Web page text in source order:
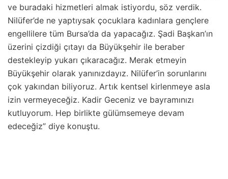
ve buradaki hizmetleri almak istiyordu, söz verdik.
Nilüfer’de ne yaptıysak çocuklara kadınlara gençlere
engellilere tüm Bursa’da da yapacağız. Şadi Başkan’ın
üzerini çizdiği çıtayı da Büyükşehir ile beraber
destekleyip yukarı çıkaracağız. Merak etmeyin
Büyükşehir olarak yanınızdayız. Nilüfer’in sorunlarını
çok yakından biliyoruz. Artık kentsel kirlenmeye asla
izin vermeyeceğiz. Kadir Geceniz ve bayramınızı
kutluyorum. Hep birlikte gülümsemeye devam
edeceğiz” diye konuştu.